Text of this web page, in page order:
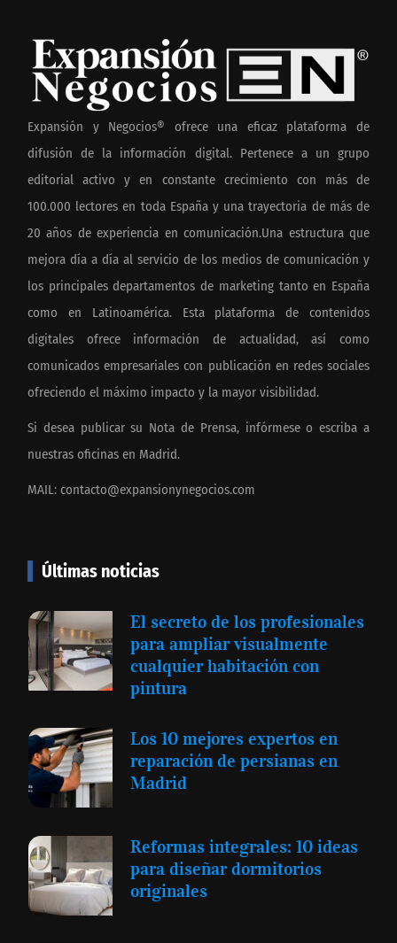
Expansión y Negocios® ofrece una eficaz plataforma de
difusión de la información digital. Pertenece a un grupo
editorial activo y en constante crecimiento con más de
100.000 lectores en toda España y una trayectoria de más de
20 años de experiencia en comunicación.Una estructura que
mejora día a día al servicio de los medios de comunicación y
los principales departamentos de marketing tanto en España
como en Latinoamérica. Esta plataforma de contenidos
digitales ofrece información de actualidad, así como
comunicados empresariales con publicación en redes sociales
ofreciendo el máximo impacto y la mayor visibilidad.
Si desea publicar su Nota de Prensa, infórmese o escriba a
nuestras oficinas en Madrid.
MAIL: contacto@expansionynegocios.com
Últimas noticias
El secreto de los profesionales
para ampliar visualmente
cualquier habitación con
pintura
Los 10 mejores expertos en
reparación de persianas en
Madrid
Reformas integrales: 10 ideas
para diseñar dormitorios
originales